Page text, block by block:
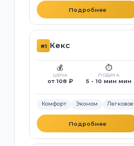
Подробнее
#1 Кекс
💰
ЦЕНА
от 108 ₽
⏱️
ПОДАЧА
5 - 10 мин мин
Комфорт Эконом Легковое
Подробнее